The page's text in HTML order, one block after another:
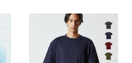
オシャレ ネイビー 白 黒 DRY
ドライ 父の日 服